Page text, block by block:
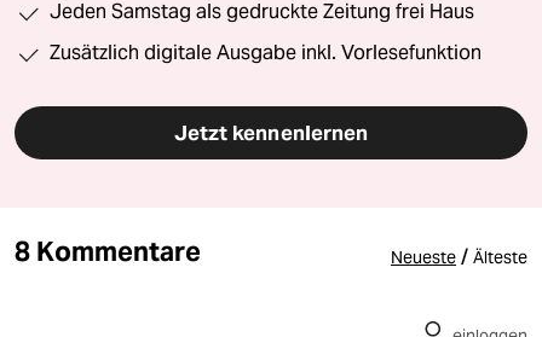
Jeden Samstag als gedruckte Zeitung frei Haus
Zusätzlich digitale Ausgabe inkl. Vorlesefunktion
Jetzt kennenlernen
8 Kommentare Neueste / Älteste